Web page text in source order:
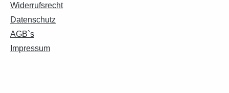
Widerrufsrecht
Datenschutz
AGB`s
Impressum